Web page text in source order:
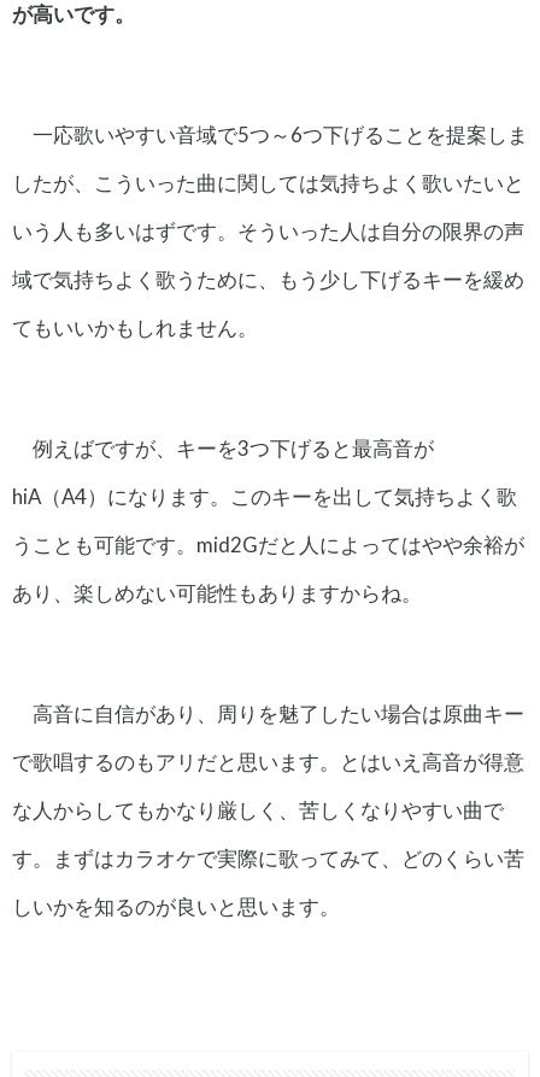
が高いです。
一応歌いやすい音域で5つ～6つ下げることを提案しま
したが、こういった曲に関しては気持ちよく歌いたいと
いう人も多いはずです。そういった人は自分の限界の声
域で気持ちよく歌うために、もう少し下げるキーを緩め
てもいいかもしれません。
例えばですが、キーを3つ下げると最高音が
hiA（A4）になります。このキーを出して気持ちよく歌
うことも可能です。mid2Gだと人によってはやや余裕が
あり、楽しめない可能性もありますからね。
高音に自信があり、周りを魅了したい場合は原曲キー
で歌唱するのもアリだと思います。とはいえ高音が得意
な人からしてもかなり厳しく、苦しくなりやすい曲で
す。まずはカラオケで実際に歌ってみて、どのくらい苦
しいかを知るのが良いと思います。